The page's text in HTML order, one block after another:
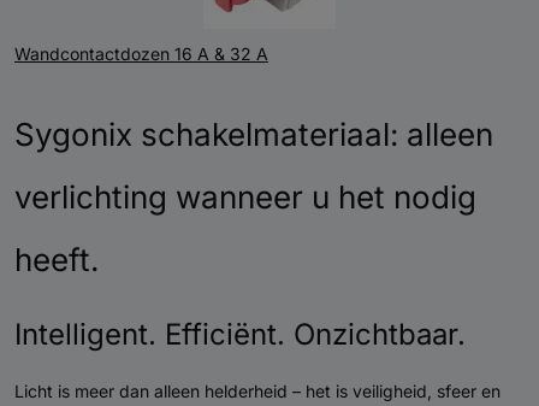
Wandcontactdozen 16 A & 32 A
Sygonix schakelmateriaal: alleen
verlichting wanneer u het nodig
heeft.
Intelligent. Efficiënt. Onzichtbaar.
Licht is meer dan alleen helderheid – het is veiligheid, sfeer en